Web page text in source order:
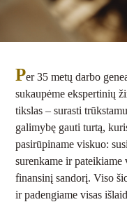
Per 35 metų darbo
sukaupėme ekspertinių
tikslas – surasti
galimybę gauti turtą,
pasirūpiname viskuo:
surenkame ir
finansinį sandorį. Viso
ir padengiame visas